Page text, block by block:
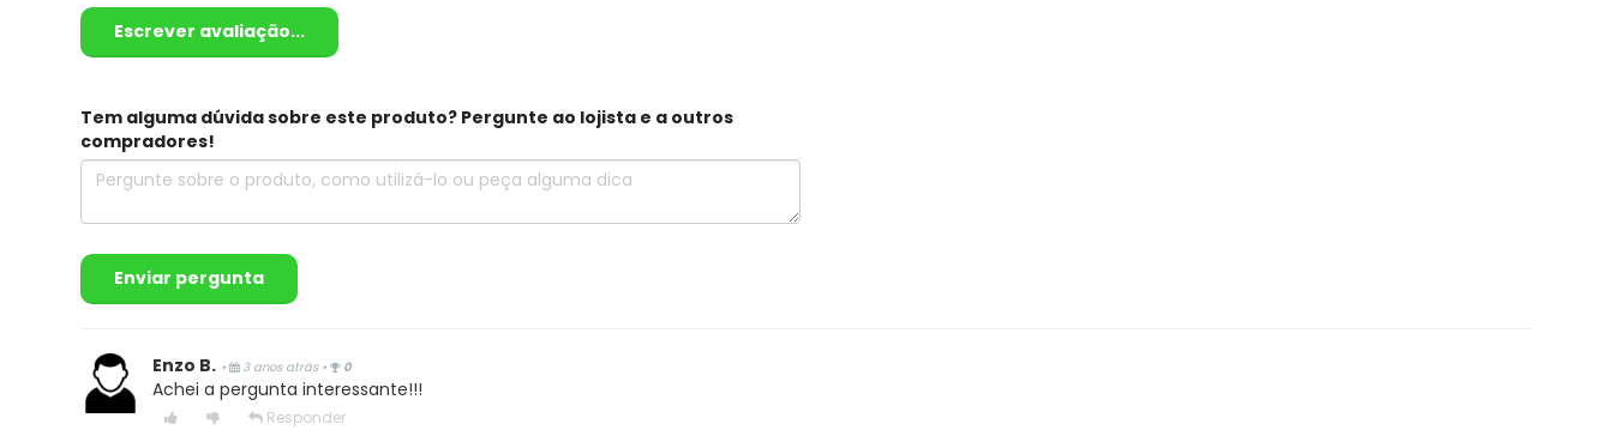
Escrever avaliação...
Tem alguma dúvida sobre este produto? Pergunte ao lojista e a outros
compradores!
Enviar pergunta
Enzo B. • 3 anos atrás • 0
Achei a pergunta interessante!!!
Responder